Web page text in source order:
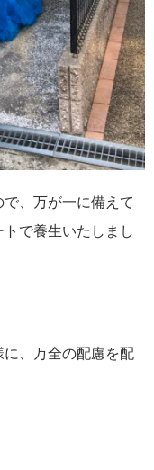
、万が一に備えて
で養生いたしまし
、万全の配慮を配